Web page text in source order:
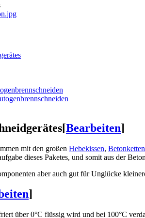
[Bearbeiten]
mit den großen Hebekissen,
dieses Paketes, und somit aus der
aber auch gut für Unglücke
]
über 0°C flüssig wird und bei 100°C